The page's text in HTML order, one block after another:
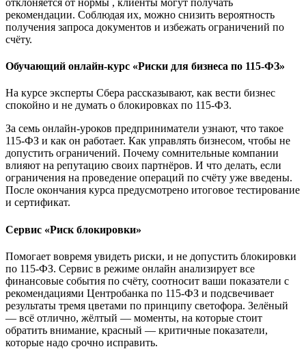
отклоняется от нормы , клиенты могут получать
рекомендации. Соблюдая их, можно снизить вероятность
получения запроса документов и избежать ограничений по
счёту.
Обучающий онлайн-курс «Риски для бизнеса по 115-ФЗ»
На курсе эксперты Сбера рассказывают, как вести бизнес
спокойно и не думать о блокировках по 115-ФЗ.
За семь онлайн-уроков предприниматели узнают, что такое
115-ФЗ и как он работает. Как управлять бизнесом, чтобы не
допустить ограничений. Почему сомнительные компании
влияют на репутацию своих партнёров. И что делать, если
ограничения на проведение операций по счёту уже введены.
После окончания курса предусмотрено итоговое тестирование
и сертификат.
Сервис «Риск блокировки»
Помогает вовремя увидеть риски, и не допустить блокировки
по 115-ФЗ. Сервис в режиме онлайн анализирует все
финансовые события по счёту, соотносит ваши показатели с
рекомендациями Центробанка по 115-ФЗ и подсвечивает
результаты тремя цветами по принципу светофора. Зелёный
— всё отлично, жёлтый — моменты, на которые стоит
обратить внимание, красный — критичные показатели,
которые надо срочно исправить.